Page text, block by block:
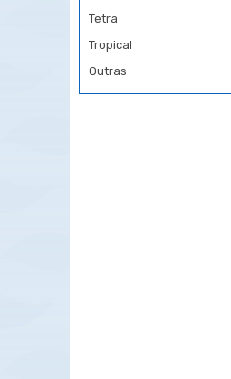
Tetra
Tropical
Outras